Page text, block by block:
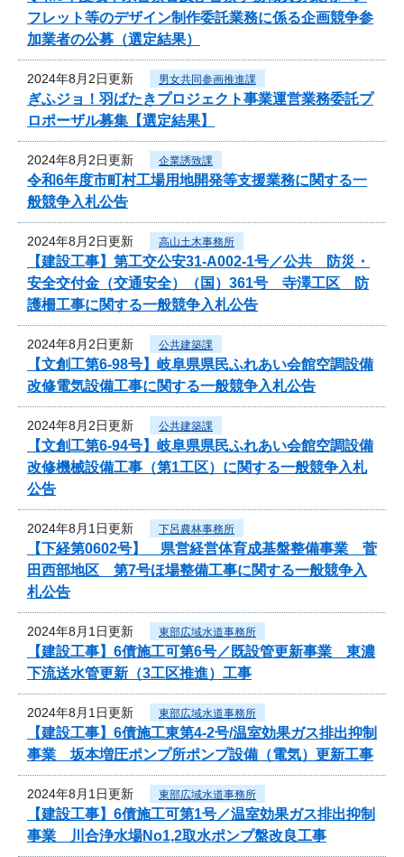
フレット等のデザイン制作委託業務に係る企画競争参
加業者の公募（選定結果）
2024年8月2日更新 男女共同参画推進課
ぎふジョ！羽ばたきプロジェクト事業運営業務委託プ
ロポーザル募集【選定結果】
2024年8月2日更新 企業誘致課
令和6年度市町村工場用地開発等支援業務に関する一
般競争入札公告
2024年8月2日更新 高山土木事務所
【建設工事】第工交公安31-A002-1号／公共 防災・
安全交付金（交通安全）（国）361号 寺澤工区 防
護柵工事に関する一般競争入札公告
2024年8月2日更新 公共建築課
【文創工第6-98号】岐阜県県民ふれあい会館空調設備
改修電気設備工事に関する一般競争入札公告
2024年8月2日更新 公共建築課
【文創工第6-94号】岐阜県県民ふれあい会館空調設備
改修機械設備工事（第1工区）に関する一般競争入札
公告
2024年8月1日更新 下呂農林事務所
【下経第0602号】 県営経営体育成基盤整備事業 菅
田西部地区 第7号ほ場整備工事に関する一般競争入
札公告
2024年8月1日更新 東部広域水道事務所
【建設工事】6債施工可第6号／既設管更新事業 東濃
下流送水管更新（3工区推進）工事
2024年8月1日更新 東部広域水道事務所
【建設工事】6債施工東第4-2号/温室効果ガス排出抑制
事業 坂本増圧ポンプ所ポンプ設備（電気）更新工事
2024年8月1日更新 東部広域水道事務所
【建設工事】6債施工可第1号／温室効果ガス排出抑制
事業 川合浄水場No1,2取水ポンプ盤改良工事